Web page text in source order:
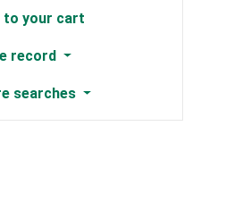
to your cart
record
searches